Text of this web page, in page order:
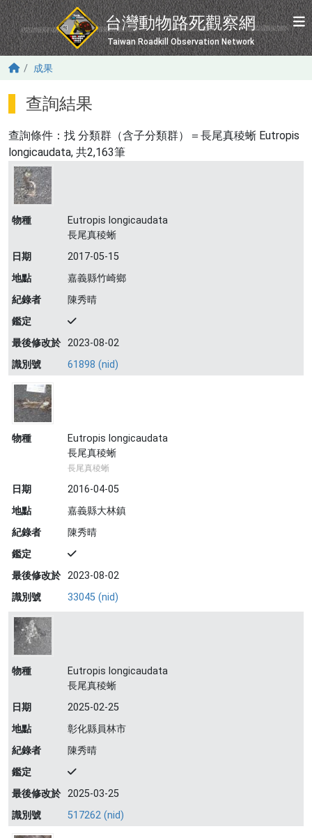
移至主內容
台灣動物路死觀察網
Taiwan Roadkill Observation Network
成果
查詢結果
查詢條件：找 分類群（含子分類群）＝長尾真稜蜥 Eutropis
longicaudata, 共2,163筆
物種
Eutropis longicaudata
長尾真稜蜥
日期
2017-05-15
地點
嘉義縣竹崎鄉
紀錄者
陳秀晴
鑑定
最後修改於 2023-08-02
識別號
61898 (nid)
物種
Eutropis longicaudata
長尾真稜蜥
長尾真稜蜥
日期
2016-04-05
地點
嘉義縣大林鎮
紀錄者
陳秀晴
鑑定
最後修改於 2023-08-02
識別號
33045 (nid)
物種
Eutropis longicaudata
長尾真稜蜥
日期
2025-02-25
地點
彰化縣員林市
紀錄者
陳秀晴
鑑定
最後修改於 2025-03-25
識別號
517262 (nid)